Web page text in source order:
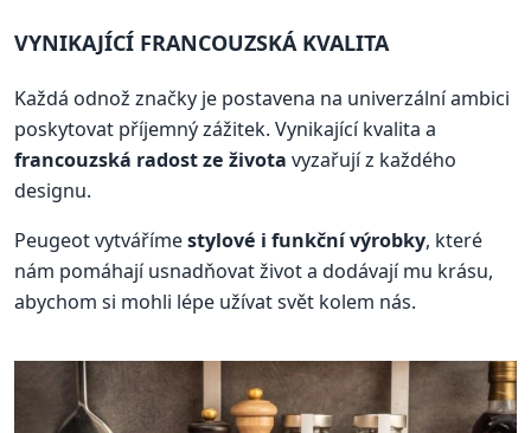
VYNIKAJÍCÍ FRANCOUZSKÁ KVALITA
Každá odnož značky je postavena na univerzální ambici
poskytovat příjemný zážitek. Vynikající kvalita a
francouzská radost ze života vyzařují z každého
designu.
Peugeot vytvářímestylové i funkční výrobky, které
nám pomáhají usnadňovat život a dodávají mu krásu,
abychom si mohli lépe užívat svět kolem nás.